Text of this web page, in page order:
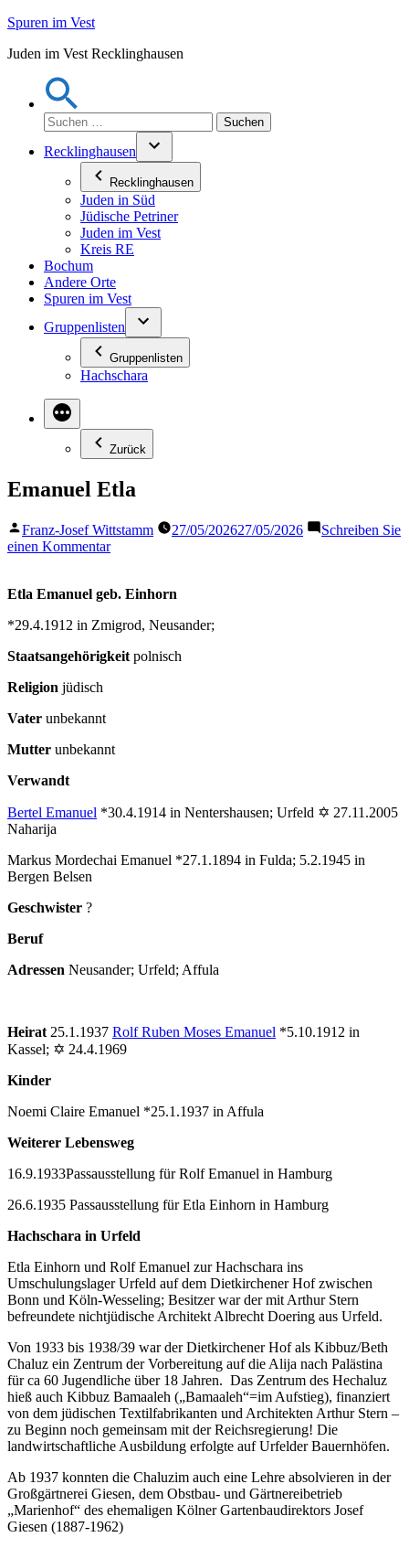
Zum
springen
Spuren im Vest
Juden im Vest Recklinghausen
Suchen
nach:
Recklinghausen
Recklinghausen
Juden in Süd
Jüdische Petriner
Juden im Vest
Kreis RE
Bochum
Andere Orte
Spuren im Vest
Gruppenlisten
Gruppenlisten
Hachschara
Zurück
Emanuel Etla
Veröffentlicht
von
Franz-Josef Wittstamm 27/05/202627/05/2026
Schreiben Sie
einen Kommentarzu
Etla Emanuel geb. Einhorn
*29.4.1912 in Zmigrod, Neusander;
Staatsangehörigkeit polnisch
Religion jüdisch
Vater unbekannt
Mutter unbekannt
Verwandt
Bertel Emanuel *30.4.1914 in Nentershausen; Urfeld ✡ 27.11.2005
Naharija
Markus Mordechai Emanuel *27.1.1894 in Fulda; 5.2.1945 in
Bergen Belsen
Geschwister ?
Beruf
Adressen Neusander; Urfeld; Affula
Heirat 25.1.1937 Rolf Ruben Moses Emanuel *5.10.1912 in
Kassel; ✡ 24.4.1969
Kinder
Noemi Claire Emanuel *25.1.1937 in Affula
Weiterer Lebensweg
16.9.1933Passausstellung für Rolf Emanuel in Hamburg
26.6.1935 Passausstellung für Etla Einhorn in Hamburg
Hachschara in Urfeld
Etla Einhorn und Rolf Emanuel zur Hachschara ins
Umschulungslager Urfeld auf dem Dietkirchener Hof zwischen
Bonn und Köln-Wesseling; Besitzer war der mit Arthur Stern
befreundete nichtjüdische Architekt Albrecht Doering aus Urfeld.
Von 1933 bis 1938/39 war der Dietkirchener Hof als Kibbuz/Beth
Chaluz ein Zentrum der Vorbereitung auf die Alija nach Palästina
für ca 60 Jugendliche über 18 Jahren. Das Zentrum des Hechaluz
hieß auch Kibbuz Bamaaleh („Bamaaleh“=im Aufstieg), finanziert
von dem jüdischen Textilfabrikanten und Architekten Arthur Stern –
zu Beginn noch gemeinsam mit der Reichsregierung! Die
landwirtschaftliche Ausbildung erfolgte auf Urfelder Bauernhöfen.
Ab 1937 konnten die Chaluzim auch eine Lehre absolvieren in der
Großgärtnerei Giesen, dem Obstbau- und Gärtnereibetrieb
„Marienhof“ des ehemaligen Kölner Gartenbaudirektors Josef
Giesen (1887-1962)